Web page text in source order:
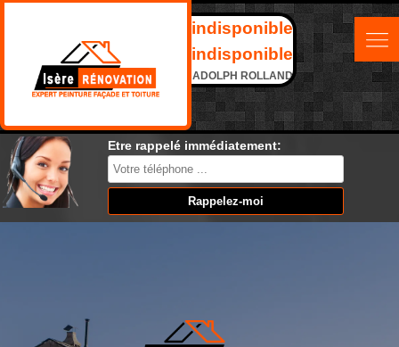
indisponible
indisponible
ADOLPH ROLLAND
Etre rappelé immédiatement: